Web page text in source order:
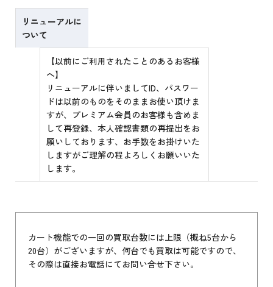
リニューアルに
ついて
【以前にご利用されたことのあるお客様
へ】
リニューアルに伴いましてID、パスワー
ドは以前のものをそのままお使い頂けま
すが、プレミアム会員のお客様も含めま
して再登録、本人確認書類の再提出をお
願いしております、お手数をお掛けいた
しますがご理解の程よろしくお願いいた
します。
カート機能での一回の買取台数には上限（概ね5台から
20台）がございますが、何台でも買取は可能ですので、
その際は直接お電話にてお問い合せ下さい。